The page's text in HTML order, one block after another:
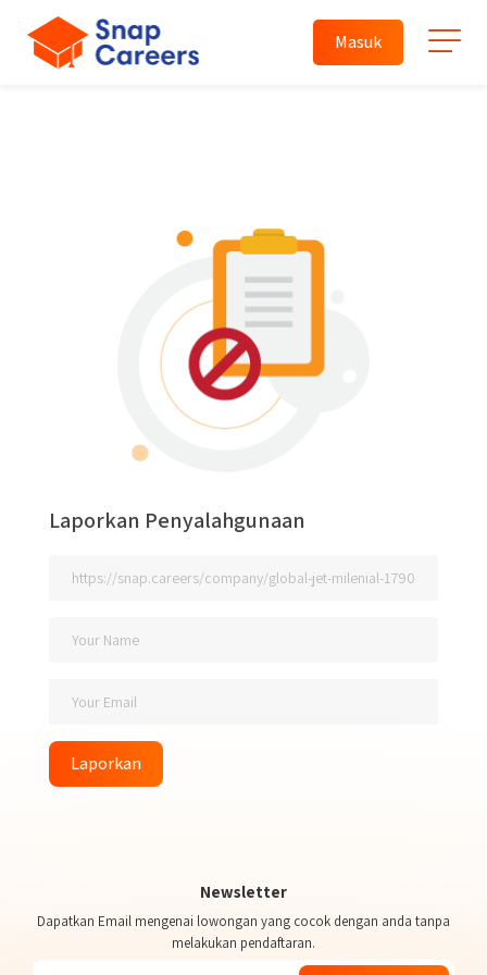
Masuk
Laporkan Penyalahgunaan
Laporkan
Newsletter
Dapatkan Email mengenai lowongan yang cocok dengan anda tanpa
melakukan pendaftaran.